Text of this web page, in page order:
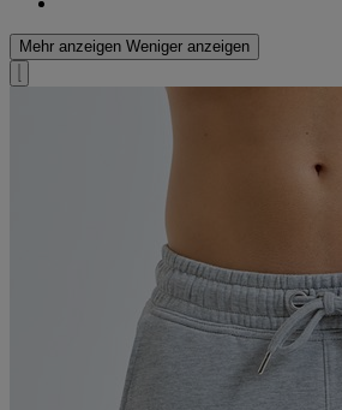
Mehr anzeigen Weniger anzeigen